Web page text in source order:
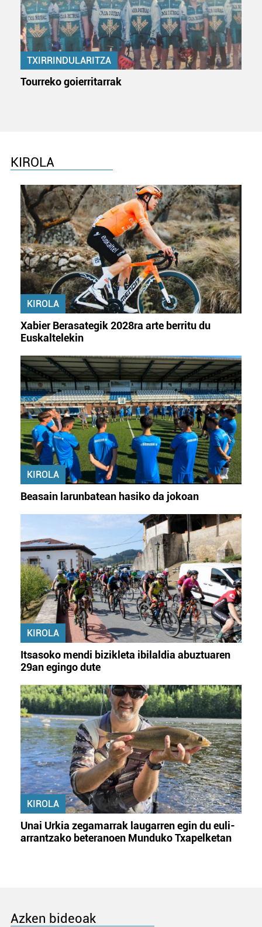
TXIRRINDULARITZA
Tourreko goierritarrak
KIROLA
KIROLA
Xabier Berasategik 2028ra arte berritu du
Euskaltelekin
KIROLA
Beasain larunbatean hasiko da jokoan
KIROLA
Itsasoko mendi bizikleta ibilaldia abuztuaren
29an egingo dute
KIROLA
Unai Urkia zegamarrak laugarren egin du euli-
arrantzako beteranoen Munduko Txapelketan
Azken bideoak